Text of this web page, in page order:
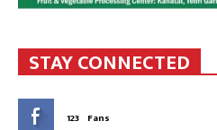
STAY CONNECTED
123 Fans